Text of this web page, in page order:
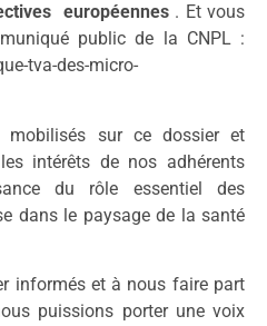
européennes . Et vous
public de la CNPL :
tva-des-micro-
mobilisés sur ce dossier et
intérêts de nos adhérents
du rôle essentiel des
dans le paysage de la santé
informés et à nous faire part
puissions porter une voix